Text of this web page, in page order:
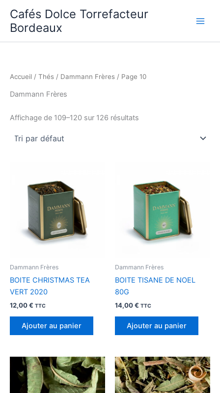
contenu
Cafés Dolce Torrefacteur
Bordeaux
Accueil / Thés / Dammann Frères / Page 10
Dammann Frères
Affichage de 109–120 sur 126 résultats
Dammann Frères
BOITE CHRISTMAS TEA
VERT 2020
12,00€ TTC
Ajouter au panier
Dammann Frères
BOITE TISANE DE NOEL
80G
14,00€ TTC
Ajouter au panier